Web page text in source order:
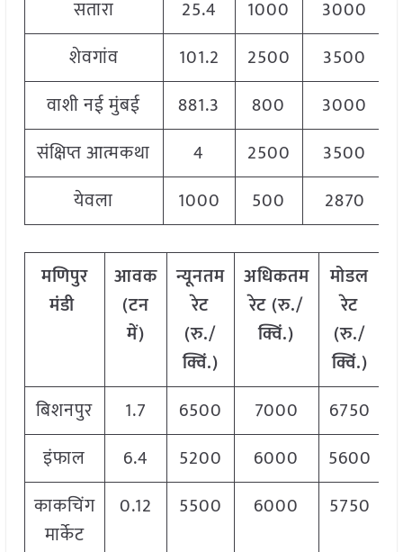
सतारा
25.4 1000 3000
शेवगांव
101.2 2500 3500
वाशी नई मुंबई
881.3 800 3000
संक्षिप्त आत्मकथा
4 2500 3500
येवला
1000 500 2870
मणिपुर
मंडी
आवक
(टन
में)
न्यूनतम
रेट
(रु./
क्विं.)
अधिकतम
रेट (रु./
क्विं.)
मोडल
रेट
(रु./
क्विं.)
बिशनपुर
1.7 6500 7000
6750
इंफाल
6.4 5200 6000
5600
काकचिंग
मार्केट
0.12 5500 6000 5750